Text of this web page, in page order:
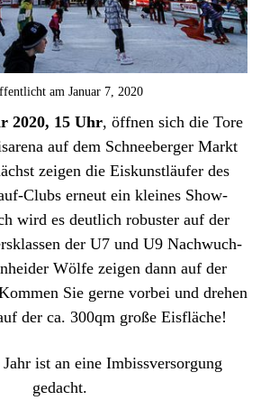
am Januar 7, 2020
2020, 15 Uhr, öffnen sich die Tore
auf dem Schneeberger Markt
zeigen die Eiskunstläufer des
Clubs erneut ein kleines Show-
wird es deutlich robuster auf der
der U7 und U9 Nachwuch-
Wölfe zeigen dann auf der
Sie gerne vorbei und drehen
der ca. 300qm große Eisfläche!
ist an eine Imbissversorgung
gedacht.